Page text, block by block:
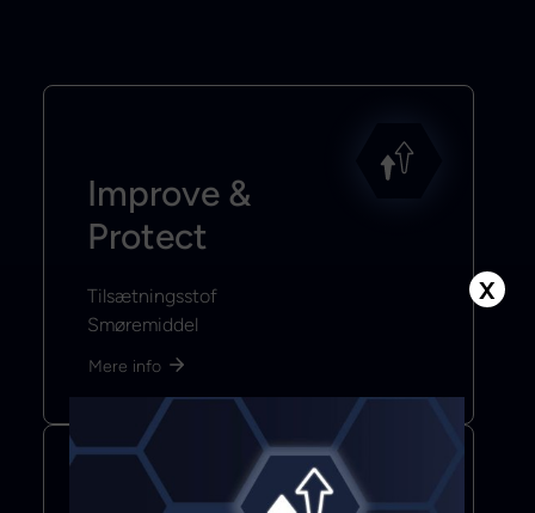
Improve &
Protect
Tilsætningsstof
Smøremiddel
Mere info
X